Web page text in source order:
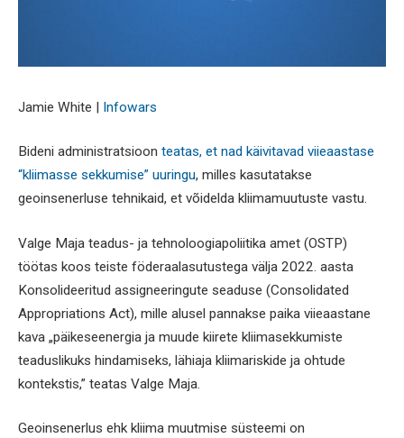
Jamie White | Infowars
Bideni administratsioon teatas, et nad käivitavad viieaastase
“kliimasse sekkumise” uuringu, milles kasutatakse
geoinsenerluse tehnikaid, et võidelda kliimamuutuste vastu.
Valge Maja teadus- ja tehnoloogiapoliitika amet (OSTP)
töötas koos teiste föderaalasutustega välja 2022. aasta
Konsolideeritud assigneeringute seaduse (Consolidated
Appropriations Act), mille alusel pannakse paika viieaastane
kava „päikeseenergia ja muude kiirete kliimasekkumiste
teaduslikuks hindamiseks, lähiaja kliimariskide ja ohtude
kontekstis,” teatas Valge Maja.
Geoinsenerlus ehk kliima muutmise süsteemi on